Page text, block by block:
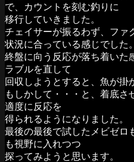
で、カウントを刻む釣りに
移行していきました。
チェイサーが振るわず、ファ
状況に合っている感じでした。
終盤に向う反応が落ち着いた
ラブルを直して
回収しようとすると、魚が掛
もしかして・・・と、着底さ
適度に反応を
得られるようになりました。
最後の最後で試したメビゼロ
も視野に入れつつ
探ってみようと思います。